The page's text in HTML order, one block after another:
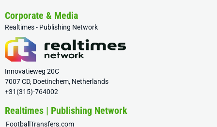
Corporate & Media
Realtimes - Publishing Network
Innovatieweg 20C
7007 CD, Doetinchem, Netherlands
+31(315)-764002
Realtimes | Publishing Network
FootballTransfers.com